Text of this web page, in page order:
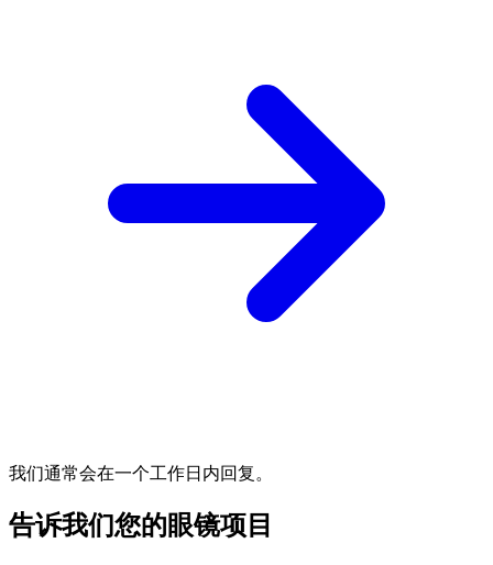
我们通常会在一个工作日内回复。
告诉我们您的眼镜项目